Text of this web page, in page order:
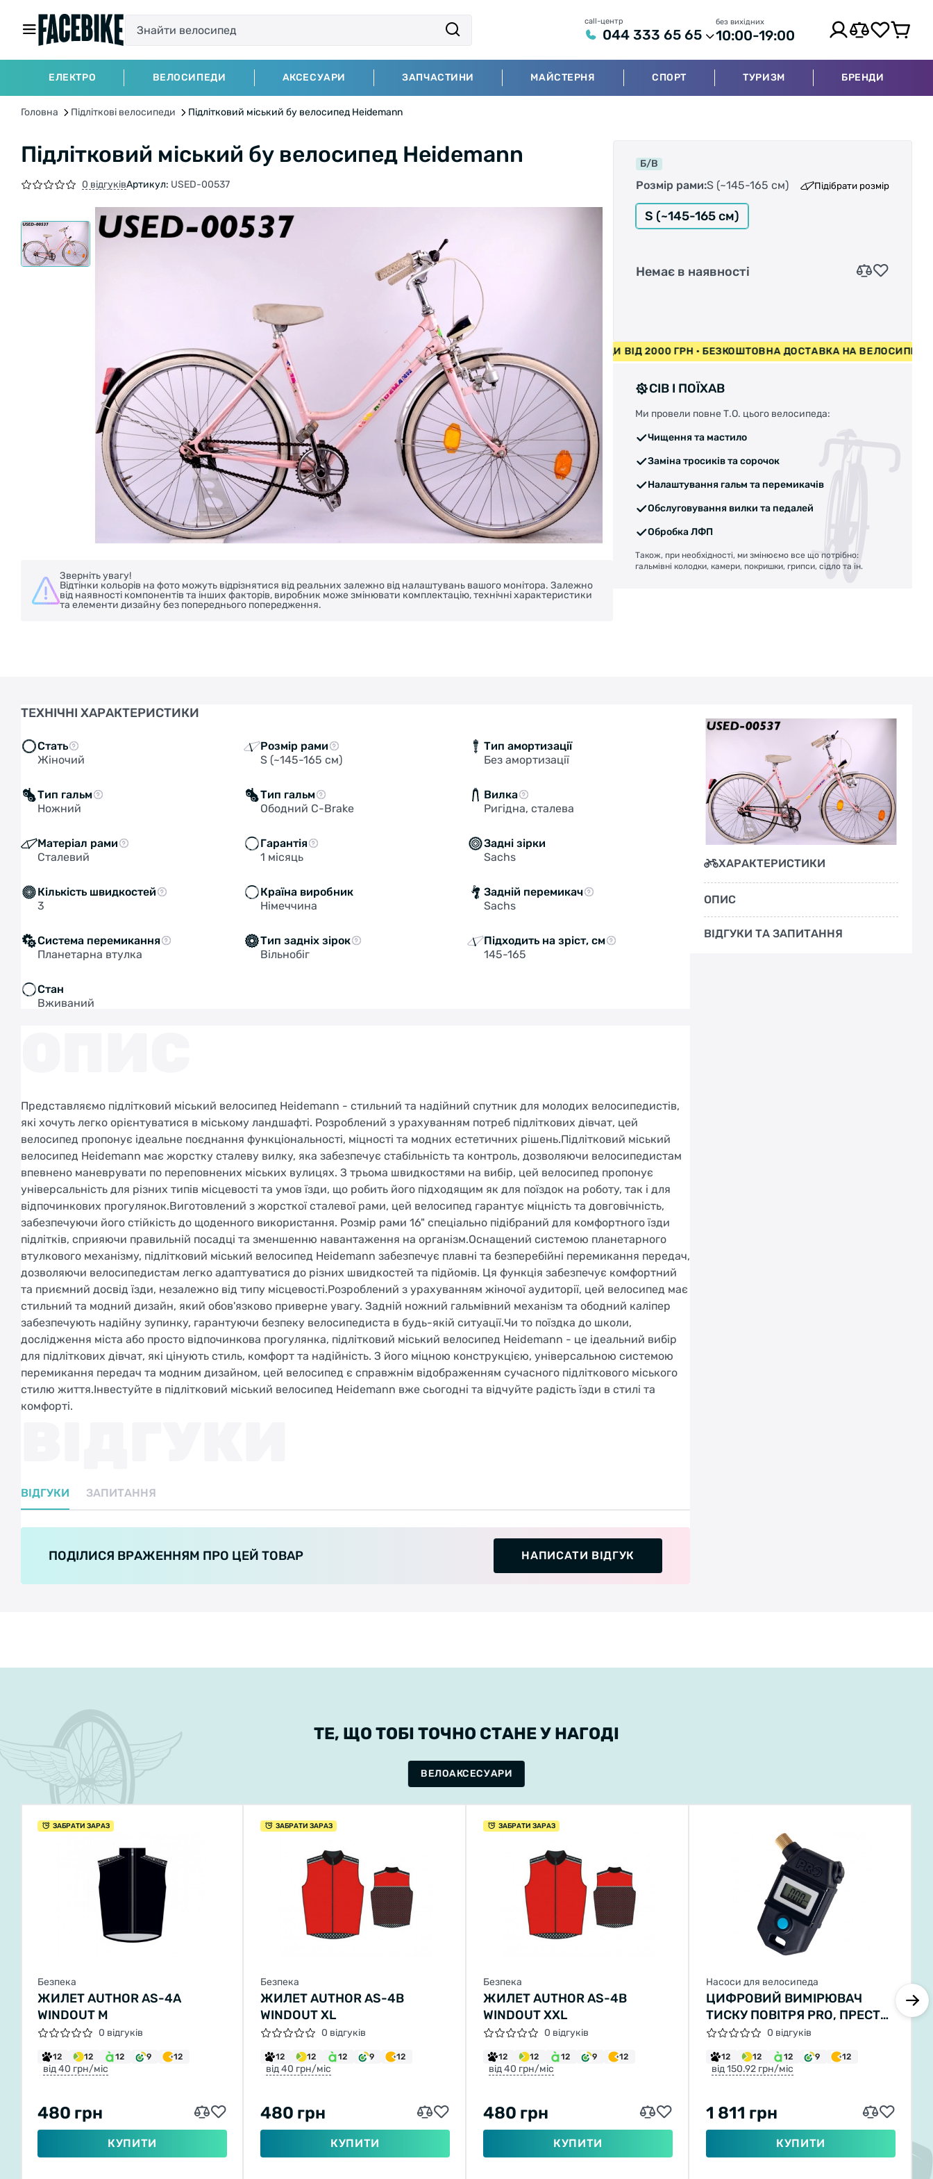
call-центр
044 333 65 65
без вихідних
10:00-19:00
ЕЛЕКТРО ВЕЛОСИПЕДИ АКСЕСУАРИ ЗАПЧАСТИНИ МАЙСТЕРНЯ СПОРТ ТУРИЗМ БРЕНДИ
Головна Підліткові велосипеди Підлітковий міський бу велосипед Heidemann
Підлітковий міський бу велосипед Heidemann
0 відгуківАртикул: USED-00537
Зверніть увагу!
Відтінки кольорів на фото можуть відрізнятися від реальних залежно від налаштувань вашого монітора. Залежно
від наявності компонентів та інших факторів, виробник може змінювати комплектацію, технічні характеристики
та елементи дизайну без попереднього попередження.
Б/В
Розмір рами:S (~145-165 см) Підібрати розмір
S (~145-165 см)
Немає в наявності
БЕЗКОШТОВНА ДОСТАВКА НА ВЕЛОСИПЕДИ ВІД 2000 ГРН • БЕЗКОШТОВНА ДОСТАВКА НА ВЕЛОСИПЕДИ ВІД 2000 ГРН • БЕЗКОШТОВНА ДОСТАВКА НА
СІВ І ПОЇХАВ
Ми провели повне Т.О. цього велосипеда:
Чищення та мастило
Заміна тросиків та сорочок
Налаштування гальм та перемикачів
Обслуговування вилки та педалей
Обробка ЛФП
Також, при необхідності, ми змінюємо все що потрібно:
гальмівні колодки, камери, покришки, грипси, сідло та ін.
ТЕХНІЧНІ ХАРАКТЕРИСТИКИ
Стать
Жіночий
Розмір рами
S (~145-165 см)
Тип амортизації
Без амортизації
Тип гальм
Ножний
Тип гальм
Ободний C-Brake
Вилка
Ригідна, сталева
Матеріал рами
Сталевий
Гарантія
1 місяць
Задні зірки
Sachs
Кількість швидкостей
3
Країна виробник
Німеччина
Задній перемикач
Sachs
Система перемикання
Планетарна втулка
Тип задніх зірок
Вільнобіг
Підходить на зріст, см
145-165
Стан
Вживаний
Представляємо підлітковий міський велосипед Heidemann - стильний та надійний спутник для молодих велосипедистів,
які хочуть легко орієнтуватися в міському ландшафті. Розроблений з урахуванням потреб підліткових дівчат, цей
велосипед пропонує ідеальне поєднання функціональності, міцності та модних естетичних рішень.Підлітковий міський
велосипед Heidemann має жорстку сталеву вилку, яка забезпечує стабільність та контроль, дозволяючи велосипедистам
впевнено маневрувати по переповнених міських вулицях. З трьома швидкостями на вибір, цей велосипед пропонує
універсальність для різних типів місцевості та умов їзди, що робить його підходящим як для поїздок на роботу, так і для
відпочинкових прогулянок.Виготовлений з жорсткої сталевої рами, цей велосипед гарантує міцність та довговічність,
забезпечуючи його стійкість до щоденного використання. Розмір рами 16" спеціально підібраний для комфортного їзди
підлітків, сприяючи правильній посадці та зменшенню навантаження на організм.Оснащений системою планетарного
втулкового механізму, підлітковий міський велосипед Heidemann забезпечує плавні та безперебійні перемикання передач,
дозволяючи велосипедистам легко адаптуватися до різних швидкостей та підйомів. Ця функція забезпечує комфортний
та приємний досвід їзди, незалежно від типу місцевості.Розроблений з урахуванням жіночої аудиторії, цей велосипед має
стильний та модний дизайн, який обов'язково приверне увагу. Задній ножний гальмівний механізм та ободний каліпер
забезпечують надійну зупинку, гарантуючи безпеку велосипедиста в будь-якій ситуації.Чи то поїздка до школи,
дослідження міста або просто відпочинкова прогулянка, підлітковий міський велосипед Heidemann - це ідеальний вибір
для підліткових дівчат, які цінують стиль, комфорт та надійність. З його міцною конструкцією, універсальною системою
перемикання передач та модним дизайном, цей велосипед є справжнім відображенням сучасного підліткового міського
стилю життя.Інвестуйте в підлітковий міський велосипед Heidemann вже сьогодні та відчуйте радість їзди в стилі та
комфорті.
ВІДГУКИ ЗАПИТАННЯ
ПОДІЛИСЯ ВРАЖЕННЯМ ПРО ЦЕЙ ТОВАР НАПИСАТИ ВІДГУК
ХАРАКТЕРИСТИКИ
ОПИС
ВІДГУКИ ТА ЗАПИТАННЯ
ТЕ, ЩО ТОБІ ТОЧНО СТАНЕ У НАГОДІ
ВЕЛОАКСЕСУАРИ
ЗАБРАТИ ЗАРАЗ
Безпека
ЖИЛЕТ AUTHOR AS-4A
WINDOUT M
0 відгуків
12 12 12 9 12
від 40 грн/міс
480 грн
КУПИТИ
ЗАБРАТИ ЗАРАЗ
Безпека
ЖИЛЕТ AUTHOR AS-4B
WINDOUT XL
0 відгуків
12 12 12 9 12
від 40 грн/міс
480 грн
КУПИТИ
ЗАБРАТИ ЗАРАЗ
Безпека
ЖИЛЕТ AUTHOR AS-4B
WINDOUT XXL
0 відгуків
12 12 12 9 12
від 40 грн/міс
480 грн
КУПИТИ
Насоси для велосипеда
ЦИФРОВИЙ ВИМІРЮВАЧ
ТИСКУ ПОВІТРЯ PRO, ПРЕСТА/
ШРЕДЕР
0 відгуків
12 12 12 9 12
від 150.92 грн/міс
1 811 грн
КУПИТИ